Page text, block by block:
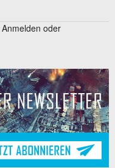
Anmelden oder